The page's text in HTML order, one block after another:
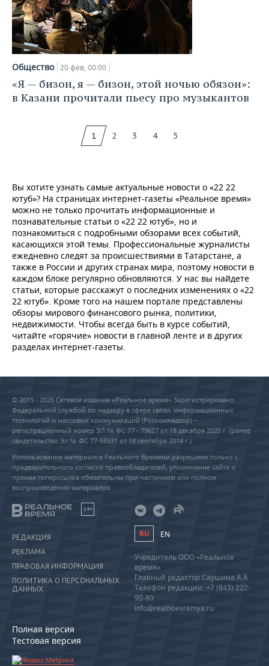
Общество 20 фев, 00:00
«Я — бизон, я — бизон, этой ночью обязон»:
в Казани прочитали пьесу про музыкантов
1 2 3 4 5
Вы хотите узнать самые актуальные новости о «22 22
ютуб»? На страницах интернет-газеты «Реальное время»
можно не только прочитать информационные и
познавательные статьи о «22 22 ютуб», но и
познакомиться с подробными обзорами всех событий,
касающихся этой темы. Профессиональные журналисты
ежедневно следят за происшествиями в Татарстане, а
также в России и других странах мира, поэтому новости в
каждом блоке регулярно обновляются. У нас вы найдете
статьи, которые расскажут о последних изменениях о «22
22 ютуб». Кроме того на нашем портале представлены
обзоры мирового финансового рынка, политики,
недвижимости. Чтобы всегда быть в курсе событий,
читайте «горячие» новости в главной ленте и в других
разделах интернет-газеты.
© 2015 - 2026 Сетевое издание «Реальное время» Зарегистрировано
Федеральной службой по надзору в сфере связи, информационных
технологий и массовых коммуникаций (Роскомнадзор) –
регистрационный номер ЭЛ № ФС 77 - 79627 от 18 декабря 2020 г. (ранее
свидетельство Эл № ФС 77-59331 от 18 сентября 2014 г.)
Использование материалов Реального Времени разрешено только с
предварительного согласия правообладателей, упоминание сайта и
прямая гиперссылка обязательны при частичном или полном
воспроизведении материалов.
18+
РЕДАКЦИЯ
РЕКЛАМА
ПРАВОВАЯ ИНФОРМАЦИЯ
ПОЛИТИКА О ПЕРСОНАЛЬНЫХ
ДАННЫХ
Полная версия
Тестовая версия
RU EN
Учредитель ООО «Реальное
время»
Главный редактор Саушина А.А.
Телефон редакции: +7 (843) 222-
90-80
info@realnoevremya.ru